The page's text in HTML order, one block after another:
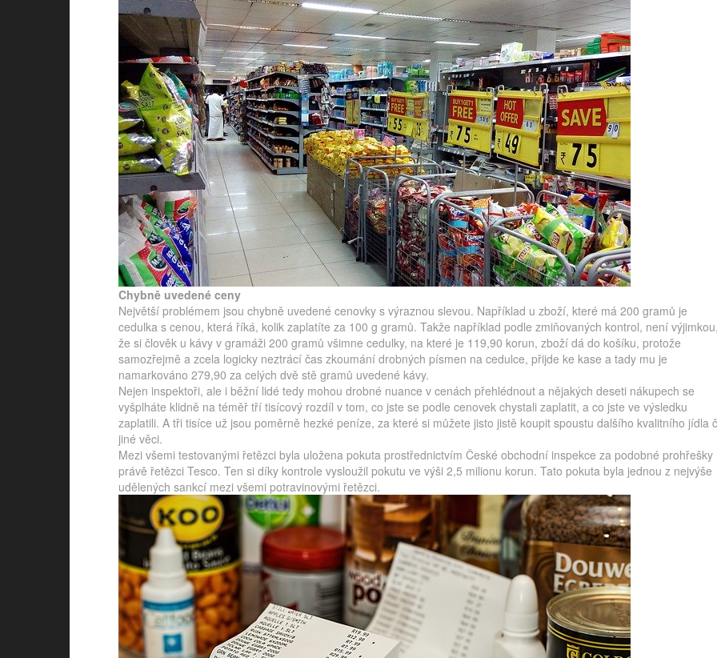
Chybně uvedené ceny
Největší problémem jsou chybně uvedené cenovky s výraznou slevou. Například u zboží, které má 200 gramů je
cedulka s cenou, která říká, kolik zaplatíte za 100 g gramů. Takže například podle zmiňovaných kontrol, není
že si člověk u kávy v gramáži 200 gramů všimne cedulky, na které je 119,90 korun, zboží dá do košíku, protože
samozřejmě a zcela logicky neztrácí čas zkoumání drobných písmen na cedulce, přijde ke kase a tady mu je
namarkováno 279,90 za celých dvě stě gramů uvedené kávy.
Nejen inspektoři, ale i běžní lidé tedy mohou drobné nuance v cenách přehlédnout a nějakých deseti nákupech se
vyšplháte klidně na téměř tří tisícový rozdíl v tom, co jste se podle cenovek chystali zaplatit, a co jste ve výsledku
zaplatili. A tři tisíce už jsou poměrně hezké peníze, za které si můžete jisto jistě koupit spoustu dalšího kvalitního jídla
jiné věci.
Mezi všemi testovanými řetězci byla uložena pokuta prostřednictvím České obchodní inspekce za podobné prohřešky
právě řetězci Tesco. Ten si díky kontrole vysloužil pokutu ve výši 2,5 milionu korun. Tato pokuta byla jednou z nejvýše
udělených sankcí mezi všemi potravinovými řetězci.